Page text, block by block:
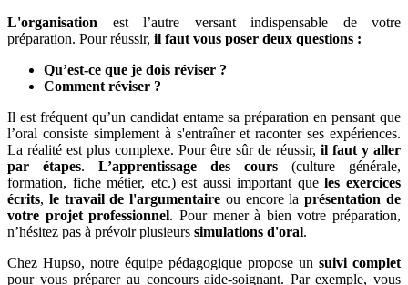
L'organisation est l’autre versant indispensable de votre
préparation. Pour réussir, il faut vous poser deux questions :
Qu’est-ce que je dois réviser ?
Comment réviser ?
Il est fréquent qu’un candidat entame sa préparation en pensant que
l’oral consiste simplement à s'entraîner et raconter ses expériences.
La réalité est plus complexe. Pour être sûr de réussir, il faut y aller
par étapes. L’apprentissage des cours (culture générale,
formation, fiche métier, etc.) est aussi important queles exercices
écrits, le travail de l'argumentaire ou encore laprésentation de
votre projet professionnel. Pour mener à bien votre préparation,
n’hésitez pas à prévoir plusieurs simulations d'oral.
Chez Hupso, notre équipe pédagogique propose un suivi complet
pour vous préparer au concours aide-soignant. Par exemple, vous